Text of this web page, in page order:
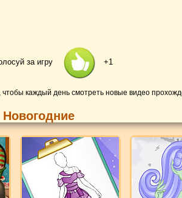
за игру +1
каждый день смотреть новые видео